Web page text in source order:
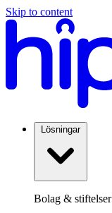
Skip to content
Lösningar
Bolag & stiftelser